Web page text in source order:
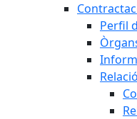
Perfil